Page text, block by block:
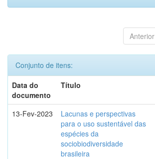
Anterior
Conjunto de itens:
Data do
documento
Título
13-Fev-2023
Lacunas e perspectivas
para o uso sustentável das
espécies da
sociobiodiversidade
brasileira